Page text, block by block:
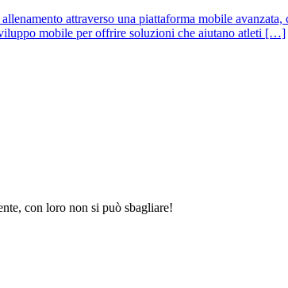
attraverso una piattaforma mobile avanzata,
mobile per offrire soluzioni che aiutano atleti […]
con loro non si può sbagliare!